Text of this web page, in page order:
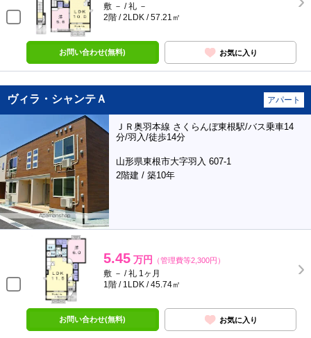
敷 － / 礼 －
2階 / 2LDK / 57.21㎡
お問い合わせ(無料) お気に入り
ヴィラ・シャンテＡ アパート
ＪＲ奥羽本線 さくらんぼ東根駅/バス乗車14
分/羽入/徒歩14分
山形県東根市大字羽入 607-1
2階建 / 築10年
5.45 万円 （管理費等2,300円）
敷 － / 礼 1ヶ月
1階 / 1LDK / 45.74㎡
お問い合わせ(無料) お気に入り